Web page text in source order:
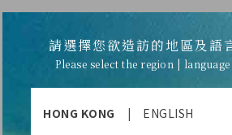
喜迎2022 虎虎生風賀新年
請選擇您欲造訪的地區及語
Please select the region | language
HONG KONG | ENGLISH